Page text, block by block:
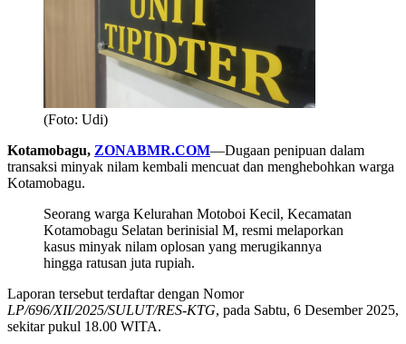
(Foto: Udi)
Kotamobagu, ZONABMR.COM—Dugaan penipuan dalam
transaksi minyak nilam kembali mencuat dan menghebohkan warga
Kotamobagu.
Seorang warga Kelurahan Motoboi Kecil, Kecamatan
Kotamobagu Selatan berinisial M, resmi melaporkan
kasus minyak nilam oplosan yang merugikannya
hingga ratusan juta rupiah.
Laporan tersebut terdaftar dengan Nomor
LP/696/XII/2025/SULUT/RES-KTG, pada Sabtu, 6 Desember 2025,
sekitar pukul 18.00 WITA.